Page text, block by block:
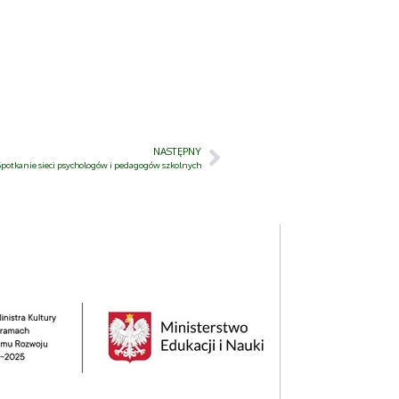
NASTĘPNY
sieci psychologów i pedagogów szkolnych